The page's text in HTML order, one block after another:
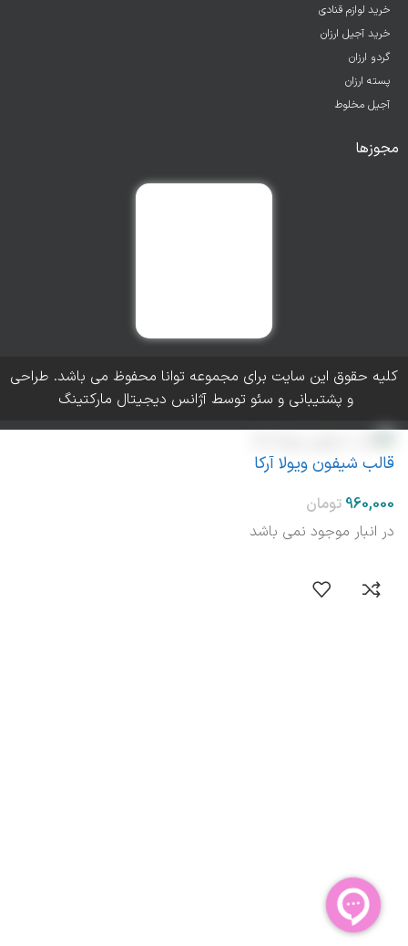
خرید لوازم قنادی
خرید آجیل ارزان
گردو ارزان
پسته ارزان
آجیل مخلوط
مجوزها
کلیه حقوق این سایت برای مجموعه توانا محفوظ می باشد. طراحی
و پشتیبانی و سئو توسط آژانس دیجیتال مارکتینگ
قالب شیفون ویولا آرکا
در انبار موجود نمی باشد